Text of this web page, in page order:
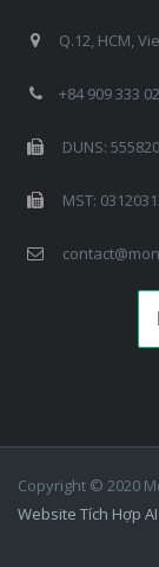
Q.12, HCM,
+84 909 333
DUNS:
MST:
Copyright © 2020
Website Tích Hợp AI